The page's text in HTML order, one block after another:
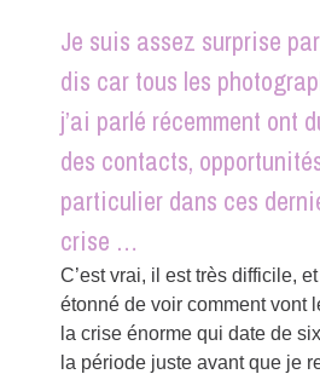
Je suis assez surprise
dis car tous les
j’ai parlé récemment ont
des contacts,
particulier dans ces
crise …
C’est vrai, il est très difficile,
étonné de voir comment vont
la crise énorme qui date de
la période juste avant que je